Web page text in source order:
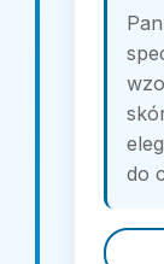
do